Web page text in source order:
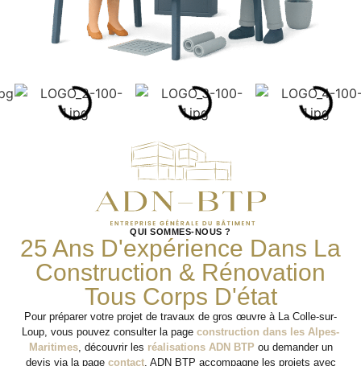
QUI SOMMES-NOUS ?
25 Ans D'expérience Dans La
Construction & Rénovation
Tous Corps D'état
Pour préparer votre projet de travaux de gros œuvre à La Colle-sur-
Loup, vous pouvez consulter la page construction dans les Alpes-
Maritimes, découvrir les réalisations ADN BTP ou demander un
devis via la page contact. ADN BTP accompagne les projets avec